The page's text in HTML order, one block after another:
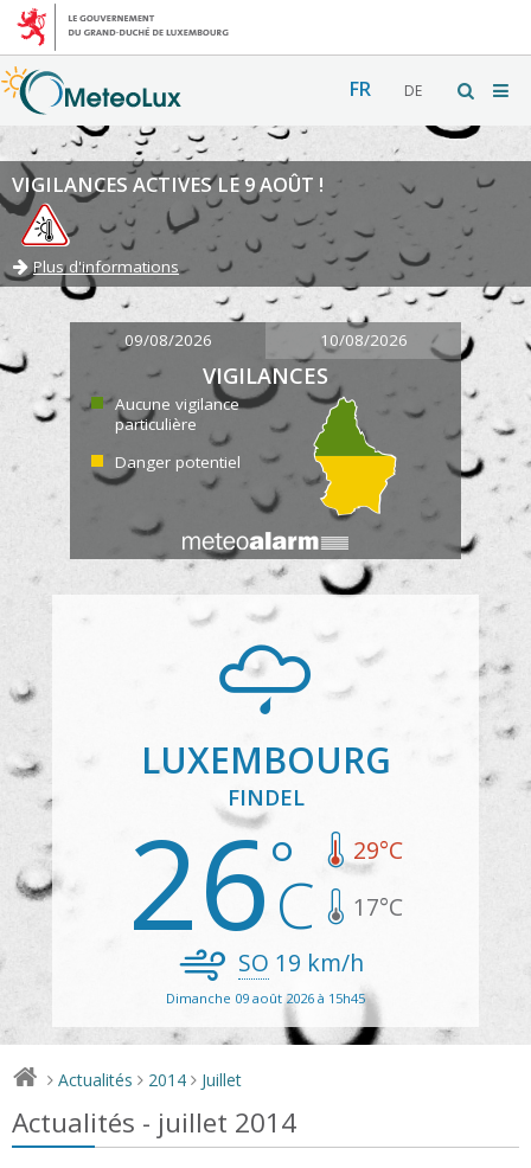
FR DE
VIGILANCES ACTIVES LE 9 AOÛT !
Plus d'informations
09/08/2026 10/08/2026
VIGILANCES
Aucune vigilance
particulière
Danger potentiel
LUXEMBOURG
FINDEL
26 29°C
17°C
SO 19 km/h
Dimanche 09 août 2026 à 15h45
> Actualités > 2014 > Juillet
Actualités - juillet 2014